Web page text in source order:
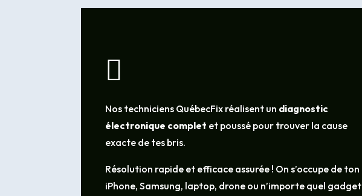

Nos techniciens QuébecFix réalisent un diagnostic
électronique complet et poussé pour trouver la cause
exacte de tes bris.
Résolution rapide et efficace assurée ! On s’occupe de ton
iPhone, Samsung, laptop, drone ou n’importe quel gadget